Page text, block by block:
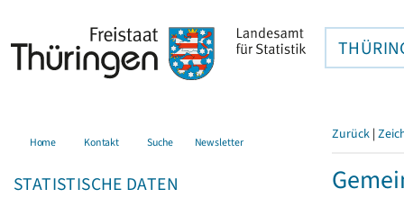
Home Kontakt Suche Newsletter
STATISTISCHE DATEN
Zurück |